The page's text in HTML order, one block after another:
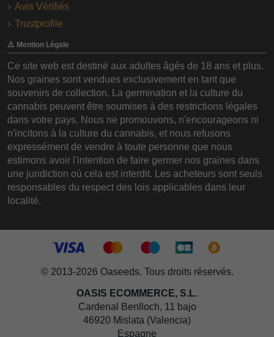
Avis Vérifiés
Trustprofile
⚠️ Mention Légale
Ce site web est destiné aux adultes âgés de 18 ans et plus.
Nos graines sont vendues exclusivement en tant que
souvenirs de collection. La germination et la culture du
cannabis peuvent être soumises à des restrictions légales
dans votre pays. Nous ne promouvons, n'encourageons ni
n'incitons à la culture du cannabis, et nous refusons
expressément de vendre à toute personne que nous
estimons avoir l'intention de faire germer nos graines dans
une juridiction où cela est interdit. Les acheteurs sont seuls
responsables du respect des lois applicables dans leur
localité.
© 2013-2026 Oaseeds. Tous droits réservés.
OASIS ECOMMERCE, S.L.
Cardenal Benlloch, 11 bajo
46920 Mislata (Valencia)
Espagne